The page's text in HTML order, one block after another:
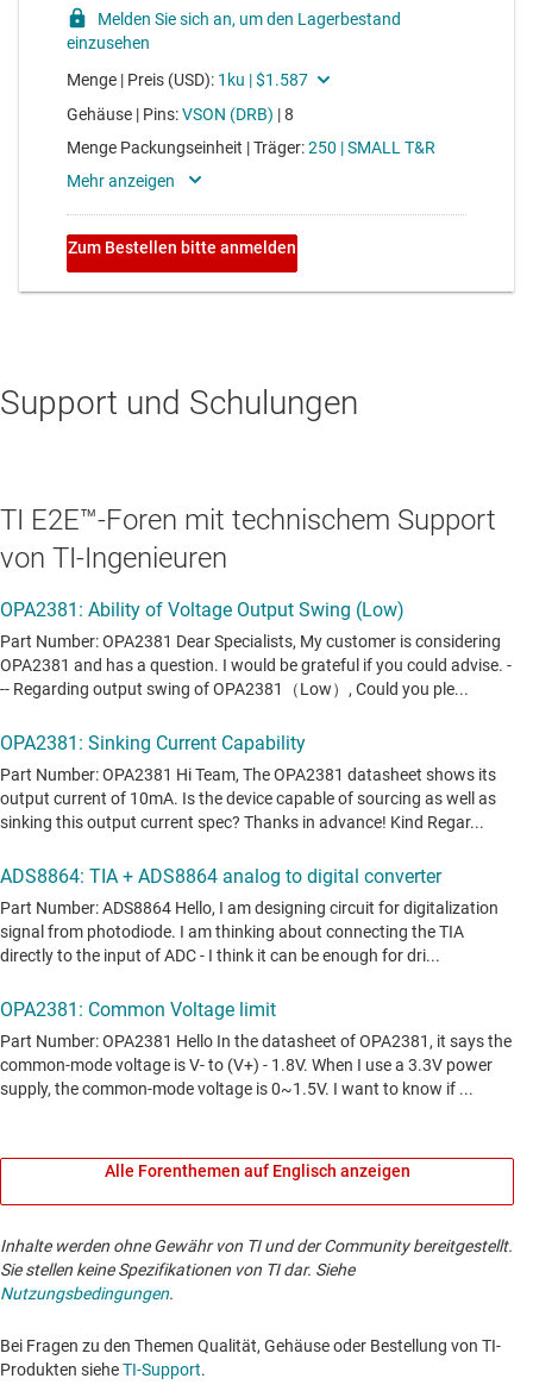
Support und Schulungen
TI E2E™-Foren mit technischem Support
von TI-Ingenieuren
Alle Forenthemen auf Englisch anzeigen
Inhalte werden ohne Gewähr von TI und der Community bereitgestellt.
Sie stellen keine Spezifikationen von TI dar. Siehe
Nutzungsbedingungen.
Bei Fragen zu den Themen Qualität, Gehäuse oder Bestellung von TI-
Produkten sieheTI-Support. ​​​​​​​​​​​​​​